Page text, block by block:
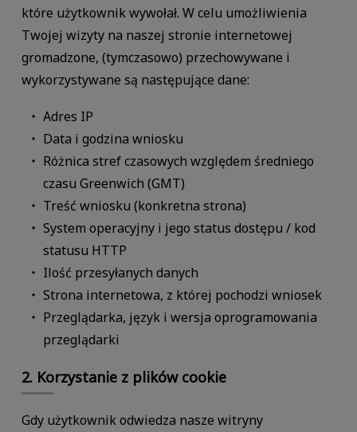
które użytkownik wywołał. W celu umożliwienia
Twojej wizyty na naszej stronie internetowej
gromadzone, (tymczasowo) przechowywane i
wykorzystywane są następujące dane:
Adres IP
Data i godzina wniosku
Różnica stref czasowych względem średniego
czasu Greenwich (GMT)
Treść wniosku (konkretna strona)
System operacyjny i jego status dostępu / kod
statusu HTTP
Ilość przesyłanych danych
Strona internetowa, z której pochodzi wniosek
Przeglądarka, język i wersja oprogramowania
przeglądarki
2. Korzystanie z plików cookie
Gdy użytkownik odwiedza nasze witryny